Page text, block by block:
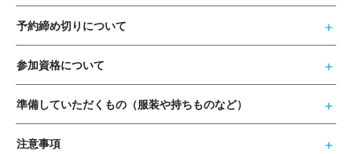
予約締め切りについて
参加資格について
準備していただくもの（服装や持ちものなど）
注意事項